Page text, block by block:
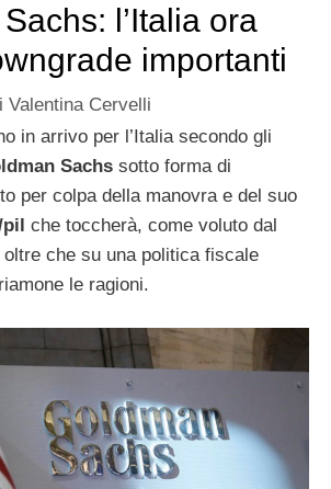
l’Italia ora
importanti
Valentina Cervelli
in arrivo per l’Italia secondo gli
Sachs sotto forma di
per colpa della manovra e del suo
che toccherà, come voluto dal
che su una politica fiscale
le ragioni.